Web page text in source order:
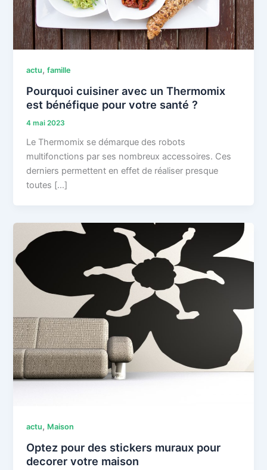
actu,famille
Pourquoi cuisiner avec un Thermomix
est bénéfique pour votre santé ?
4 mai 2023
Le Thermomix se démarque des robots
multifonctions par ses nombreux accessoires. Ces
derniers permettent en effet de réaliser presque
toutes […]
actu, Maison
Optez pour des stickers muraux pour
decorer votre maison